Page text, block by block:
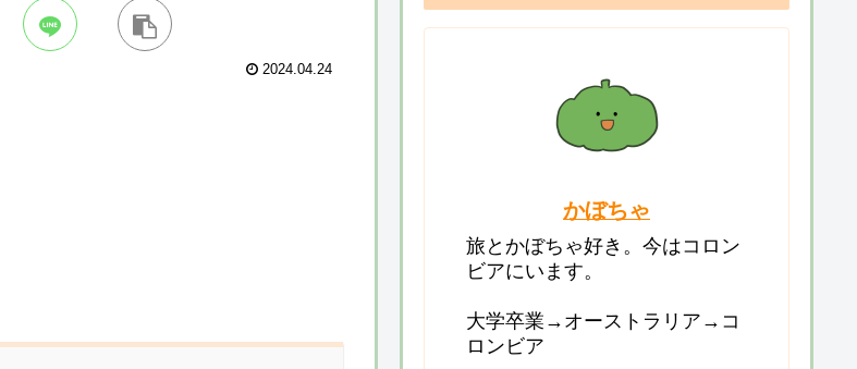
2024.04.24
かぼちゃ
旅とかぼちゃ好き。今はコロン
ビアにいます。
大学卒業→オーストラリア→コ
ロンビア